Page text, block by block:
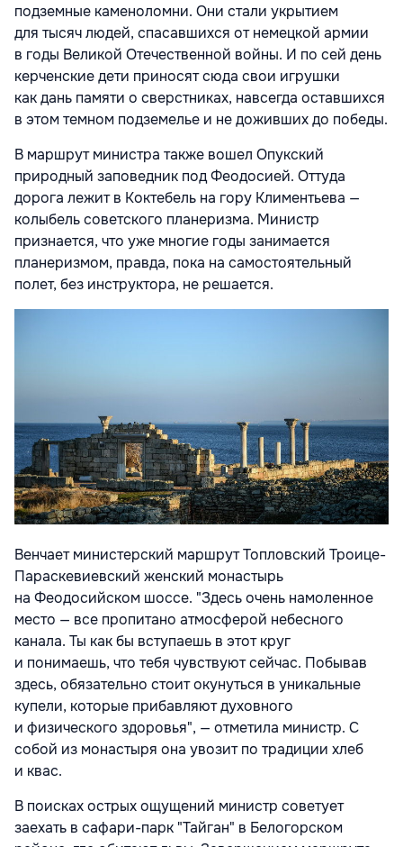
подземные каменоломни. Они стали укрытием
для тысяч людей, спасавшихся от немецкой армии
в годы Великой Отечественной войны. И по сей день
керченские дети приносят сюда свои игрушки
как дань памяти о сверстниках, навсегда оставшихся
в этом темном подземелье и не доживших до победы.
В маршрут министра также вошел Опукский
природный заповедник под Феодосией. Оттуда
дорога лежит в Коктебель на гору Климентьева —
колыбель советского планеризма. Министр
признается, что уже многие годы занимается
планеризмом, правда, пока на самостоятельный
полет, без инструктора, не решается.
Венчает министерский маршрут Топловский Троице-
Параскевиевский женский монастырь
на Феодосийском шоссе. "Здесь очень намоленное
место — все пропитано атмосферой небесного
канала. Ты как бы вступаешь в этот круг
и понимаешь, что тебя чувствуют сейчас. Побывав
здесь, обязательно стоит окунуться в уникальные
купели, которые прибавляют духовного
и физического здоровья", — отметила министр. С
собой из монастыря она увозит по традиции хлеб
и квас.
В поисках острых ощущений министр советует
заехать в сафари-парк "Тайган" в Белогорском